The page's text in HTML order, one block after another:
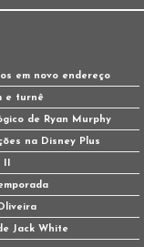
em novo endereço
e turnê
de Ryan Murphy
na Disney Plus
Jack White